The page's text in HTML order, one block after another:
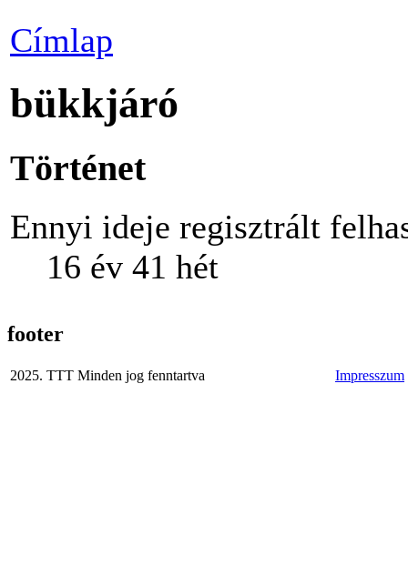
Címlap
bükkjáró
Történet
Ennyi ideje regisztrált
16 év 41 hét
footer
2025. TTT Minden jog fenntartva Impresszum